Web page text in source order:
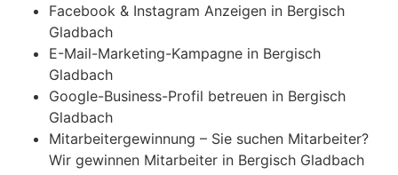
Facebook & Instagram Anzeigen in Bergisch
Gladbach
E-Mail-Marketing-Kampagne in Bergisch
Gladbach
Google-Business-Profil betreuen in Bergisch
Gladbach
Mitarbeitergewinnung – Sie suchen Mitarbeiter?
Wir gewinnen Mitarbeiter in Bergisch Gladbach